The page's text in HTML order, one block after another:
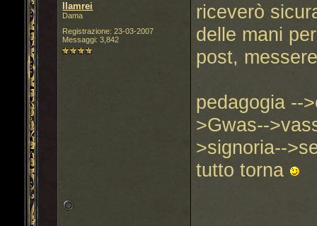
llamrei
Dama
Registrazione: 23-03-2007
Messaggi: 3,842
riceverò
delle mani
post,
pedagogia --
>Gwas--
>signoria--
tutto torna